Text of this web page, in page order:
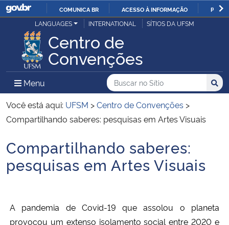
IR
PARA
O
CONTEÚDO
COMUNICA BR ACESSO À INFORMAÇÃO
Ministério da Justiça e Segurança Pública
Ministério da Defesa
Ministério das Relações Exteriores
Ministério da Infraestrutura
Ministério da Educação
LANGUAGES INTERNATIONAL SÍTIOS DA UFSM
Centro de
Convenções
Menu Menu Principal do Sítio
Busca
Buscar no no Sítio
Busca:
Você está aqui: UFSM >Centro de Convenções >
Compartilhando saberes: pesquisas em Artes Visuais
Início do conteúdo
Compartilhando saberes:
pesquisas em Artes Visuais
A pandemia de Covid-19 que assolou o planeta
provocou um extenso isolamento social entre 2020 e